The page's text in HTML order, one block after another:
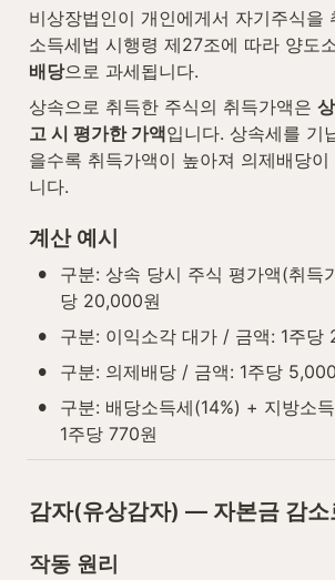
비상장법인이 개인에게서 자기주식을
소득세법 시행령 제27조에 따라 양도
배당으로 과세됩니다.
상속으로 취득한 주식의 취득가액은
고 시 평가한 가액입니다. 상속세를 기
을수록 취득가액이 높아져 의제배당
니다.
계산 예시
•
구분: 상속 당시 주식 평가액(취득
당 20,000원
• 구분: 이익소각 대가 / 금액: 1주당
• 구분: 의제배당 / 금액: 1주당
•
구분: 배당소득세(14%) + 지방소
1주당 770원
감자(유상감자) — 자본금 감소
작동 원리